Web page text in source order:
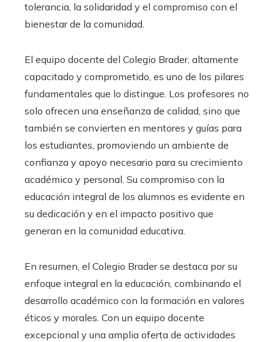
tolerancia, la solidaridad y el compromiso con el
bienestar de la comunidad.
El equipo docente del Colegio Brader, altamente
capacitado y comprometido, es uno de los pilares
fundamentales que lo distingue. Los profesores no
solo ofrecen una enseñanza de calidad, sino que
también se convierten en mentores y guías para
los estudiantes, promoviendo un ambiente de
confianza y apoyo necesario para su crecimiento
académico y personal. Su compromiso con la
educación integral de los alumnos es evidente en
su dedicación y en el impacto positivo que
generan en la comunidad educativa.
En resumen, el Colegio Brader se destaca por su
enfoque integral en la educación, combinando el
desarrollo académico con la formación en valores
éticos y morales. Con un equipo docente
excepcional y una amplia oferta de actividades